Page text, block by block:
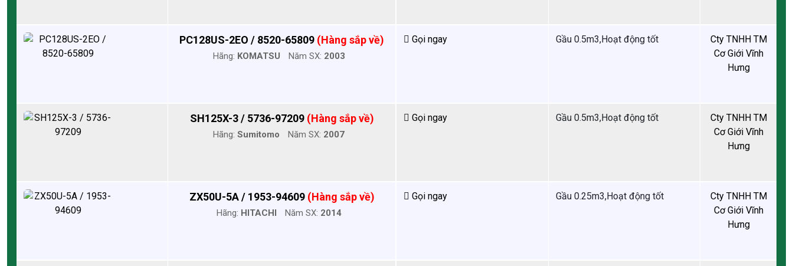
PC128US-2EO / 8520-65809 (Hàng sắp về)
Hãng: KOMATSU Năm SX: 2003
Gọi ngay Gầu 0.5m3,Hoạt động tốt
SH125X-3 / 5736-97209 (Hàng sắp về)
Hãng:Sumitomo Năm SX: 2007
Gọi ngay Gầu 0.5m3,Hoạt động tốt
ZX50U-5A / 1953-94609 (Hàng sắp về)
Hãng: HITACHI Năm SX: 2014
Gọi ngay Gầu 0.25m3,Hoạt động tốt